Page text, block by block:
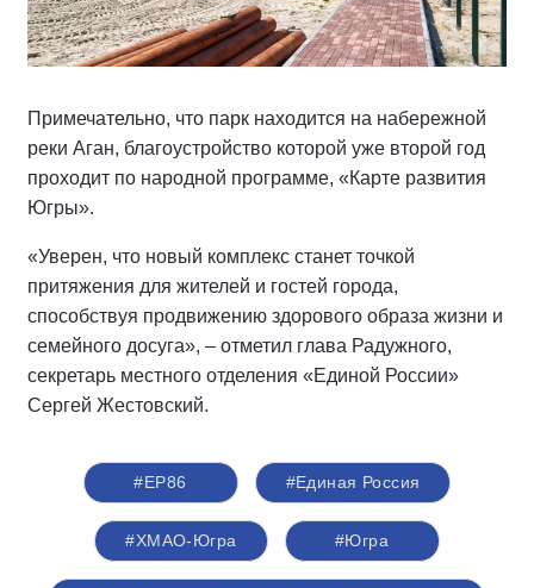
Примечательно, что парк находится на набережной
реки Аган, благоустройство которой уже второй год
проходит по народной программе, «Карте развития
Югры».
«Уверен, что новый комплекс станет точкой
притяжения для жителей и гостей города,
способствуя продвижению здорового образа жизни и
семейного досуга», – отметил глава Радужного,
секретарь местного отделения «Единой России»
Сергей Жестовский.
#ЕР86 #Единая Россия
#ХМАО-Югра #Югра